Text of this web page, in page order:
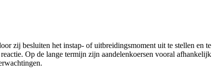
zij besluiten het instap- of uitbreidingsmoment uit te stellen en te
Op de lange termijn zijn aandelenkoersen vooral afhankelijk